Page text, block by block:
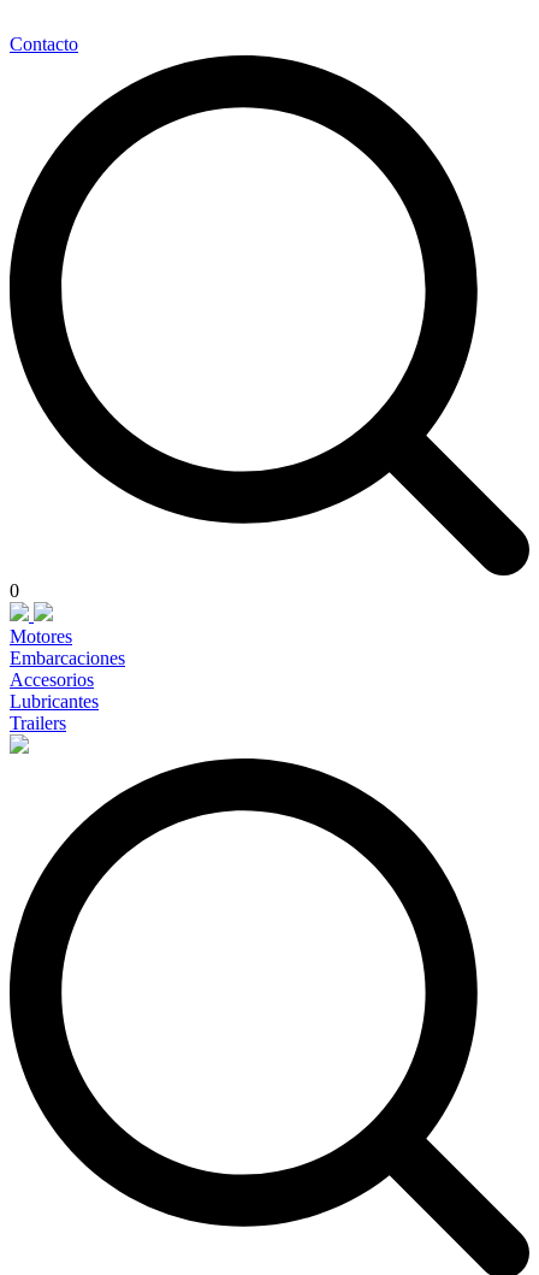
Contacto
0
Motores
Embarcaciones
Accesorios
Lubricantes
Trailers